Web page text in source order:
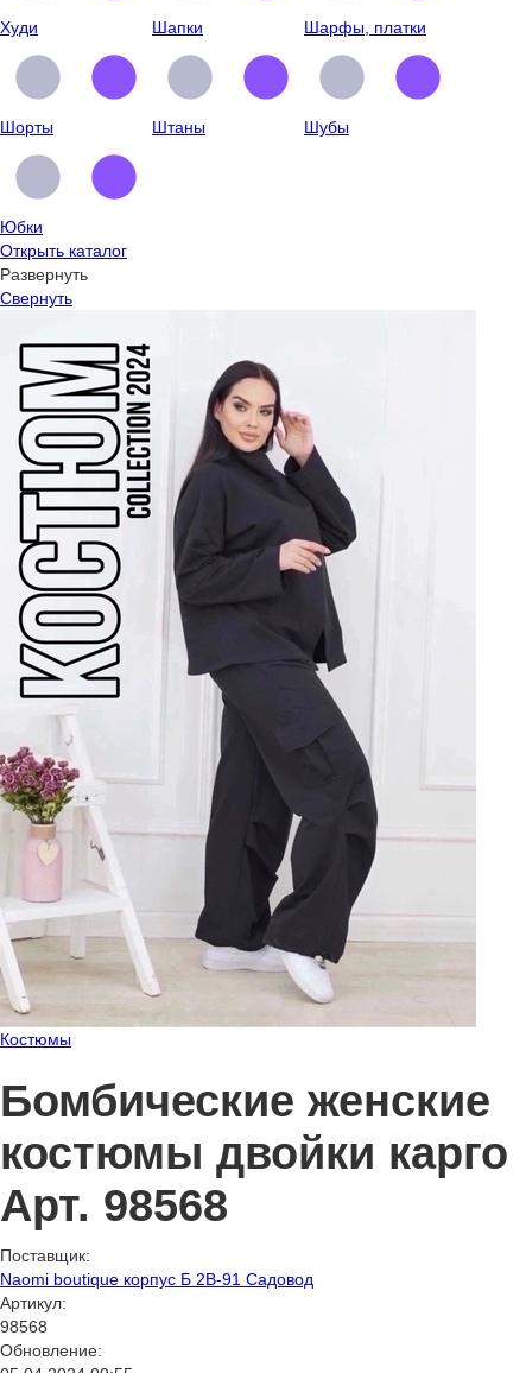
Худи Шапки Шарфы, платки
Шорты Штаны Шубы
Юбки
Открыть каталог
Развернуть
Свернуть
Костюмы
Бомбические женские
костюмы двойки карго
Арт. 98568
Поставщик:
Naomi boutique корпус Б 2В-91 Садовод
Артикул:
98568
Обновление: